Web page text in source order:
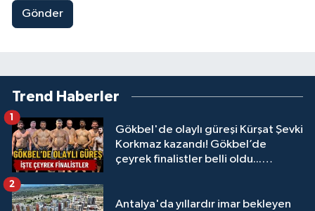
Gönder
Trend Haberler
Gökbel'de olaylı güreşi Kürşat Şevki
Korkmaz kazandı! Gökbel’de
çeyrek finalistler belli oldu...
1
Antalya'da yıllardır imar bekleyen
2